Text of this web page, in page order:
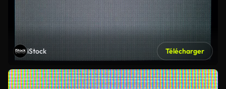
iStock Télécharger